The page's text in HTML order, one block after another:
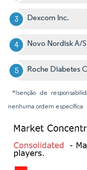
Dexcom Inc.
Novo Nordisk A/S
Roche Diabetes
*Isenção de
nenhuma ordem específica